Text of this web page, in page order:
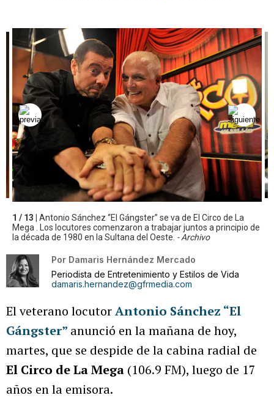
1 / 13 | Antonio Sánchez “El Gángster” se va de El Circo de La
Mega . Los locutores comenzaron a trabajar juntos a principio de
la década de 1980 en la Sultana del Oeste. - Archivo
Por Damaris Hernández Mercado
Periodista de Entretenimiento y Estilos de Vida
damaris.hernandez@gfrmedia.com
El veterano locutorAntonio Sánchez “El
Gángster” anunció en la mañana de hoy,
martes, que se despide de la cabina radial de
El Circo de La Mega (106.9 FM), luego de 17
años en la emisora.